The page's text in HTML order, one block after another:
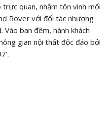
quan, nhằm tôn vinh mối
Rover với đối tác nhượng
ban đêm, hành khách
gian nội thất độc đáo bởi